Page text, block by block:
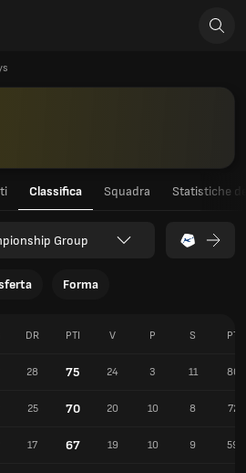
Classifica Squadra Statistiche
Group
Forma
DR PTI V P S PT
28 75 24 3 11 80
25 70 20 10 8 72
17 67 19 10 9 59